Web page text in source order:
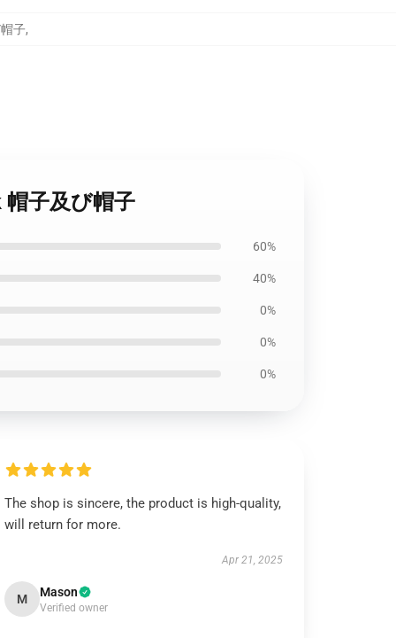
子,
子及び帽子
60%
40%
0%
0%
0%
The shop is sincere, the product is high-quality,
will return for more.
Apr 21, 2025
M Mason
Verified owner